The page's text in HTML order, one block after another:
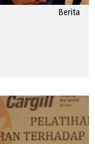
Berita